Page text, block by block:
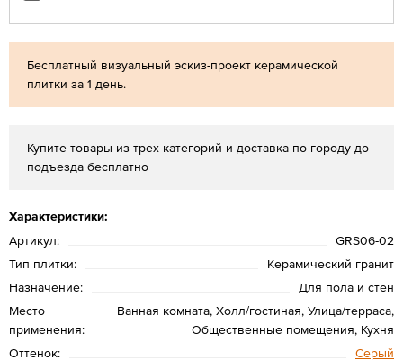
Бесплатный визуальный эскиз-проект керамической
плитки за 1 день.
Купите товары из трех категорий и доставка по городу до
подъезда бесплатно
Характеристики:
Артикул:
GRS06-02
Тип плитки:
Керамический гранит
Назначение:
Для пола и стен
Место
применения:
Ванная комната, Холл/гостиная, Улица/терраса,
Общественные помещения, Кухня
Оттенок:
Серый